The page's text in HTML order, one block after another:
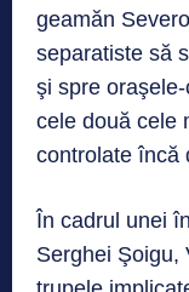
geamăn
separatiste să
şi spre
cele două cele
controlate încă
În cadrul unei
Serghei Şoigu,